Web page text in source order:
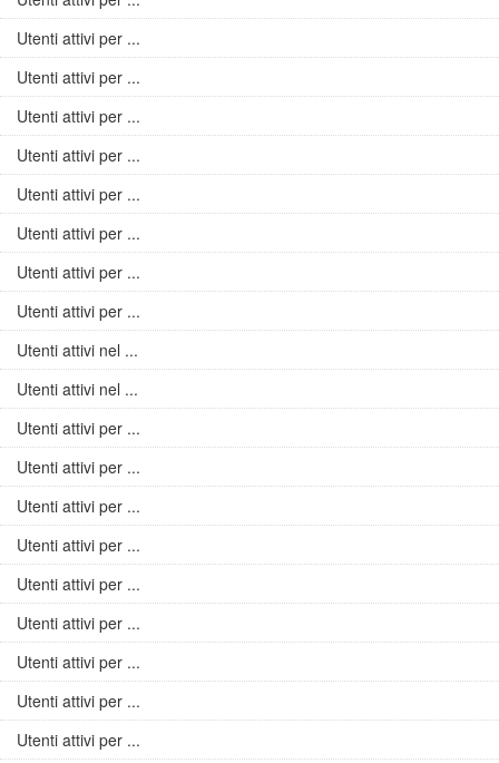
Utenti attivi per ...
Utenti attivi per ...
Utenti attivi per ...
Utenti attivi per ...
Utenti attivi per ...
Utenti attivi per ...
Utenti attivi per ...
Utenti attivi per ...
Utenti attivi nel ...
Utenti attivi nel ...
Utenti attivi per ...
Utenti attivi per ...
Utenti attivi per ...
Utenti attivi per ...
Utenti attivi per ...
Utenti attivi per ...
Utenti attivi per ...
Utenti attivi per ...
Utenti attivi per ...